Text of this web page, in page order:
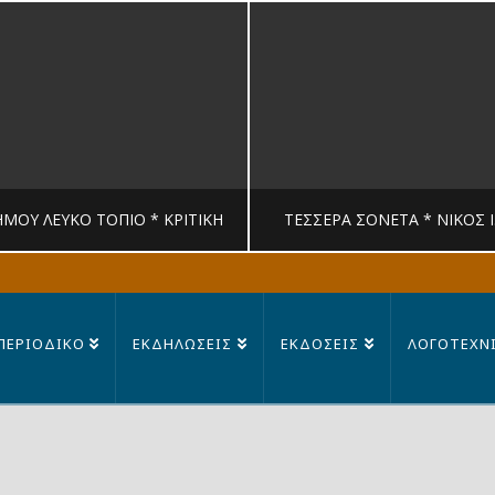
ΛΕΥΚΟ ΤΟΠΙΟ * ΚΡΙΤΙΚΉ
MANDRAGORAS
ΤΈΣΣΕΡΑ ΣΟΝΈΤΑ * ΝΊΚΟΣ
ΕΚΔΗΛΩΣΕΙΣ ΕΚΔΟΣΕΙΣ